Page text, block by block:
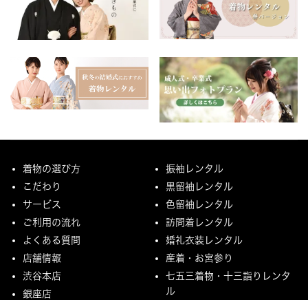
着物の選び方
こだわり
サービス
ご利用の流れ
よくある質問
店舗情報
渋谷本店
銀座店
振袖レンタル
黒留袖レンタル
色留袖レンタル
訪問着レンタル
婚礼衣装レンタル
産着・お宮参り
七五三着物・十三詣りレンタ
ル